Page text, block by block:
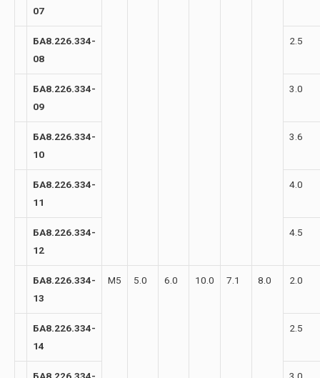
07
БА8.226.334-
08
2.5
БА8.226.334-
09
3.0
БА8.226.334-
10
3.6
БА8.226.334-
11
4.0
БА8.226.334-
12
4.5
БА8.226.334-
13
М5 5.0 6.0 10.0 7.1 8.0 2.0
БА8.226.334-
14
2.5